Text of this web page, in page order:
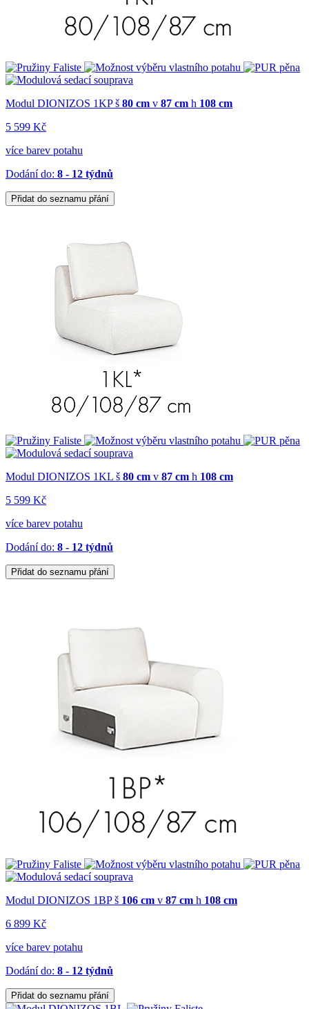
Modul DIONIZOS 1KP š 80 cm v 87 cm h 108 cm
5 599 Kč
více barev potahu
Dodání do: 8 - 12 týdnů
Přidat do seznamu přání
Modul DIONIZOS 1KL š 80 cm v 87 cm h 108 cm
5 599 Kč
více barev potahu
Dodání do: 8 - 12 týdnů
Přidat do seznamu přání
Modul DIONIZOS 1BP š 106 cm v 87 cm h 108 cm
6 899 Kč
více barev potahu
Dodání do: 8 - 12 týdnů
Přidat do seznamu přání